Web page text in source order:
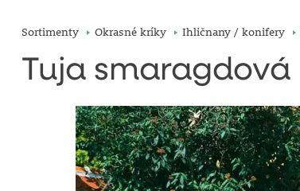
Sortimenty Okrasné kríky Ihličnany / konifery
Tuja smaragdová